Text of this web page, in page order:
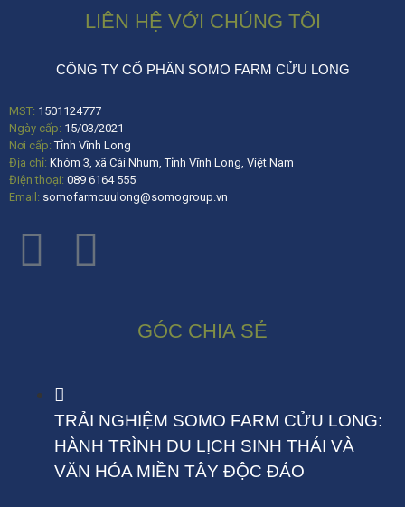
LIÊN HỆ VỚI CHÚNG TÔI
CÔNG TY CỔ PHẦN SOMO FARM CỬU LONG
MST: 1501124777
Ngày cấp: 15/03/2021
Nơi cấp:Tỉnh Vĩnh Long
Địa chỉ: Khóm 3, xã Cái Nhum, Tỉnh Vĩnh Long, Việt Nam
Điện thoại: 089 6164 555
Email: somofarmcuulong@somogroup.vn
GÓC CHIA SẺ
TRẢI NGHIỆM SOMO FARM CỬU LONG:
HÀNH TRÌNH DU LỊCH SINH THÁI VÀ
VĂN HÓA MIỀN TÂY ĐỘC ĐÁO